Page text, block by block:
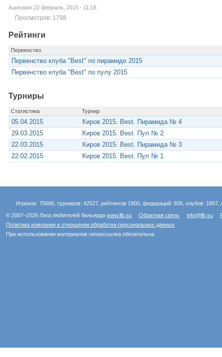
Ашихмин 22 февраль, 2015 - 11:18
Просмотров: 1798
Рейтинги
Первенство
Первенство клуба "Best" по пирамиде 2015
Первенство клуба "Best" по пулу 2015
Турниры
Статистика Турнир
05.04.2015
Киров 2015. Best. Пирамида № 4
29.03.2015
Киров 2015. Best. Пул № 2
22.03.2015
Киров 2015. Best. Пирамида № 3
22.02.2015
Киров 2015. Best. Пул № 1
Игроков: 75666, турниров: 42527, рейтингов 1900, федераций: 836, клубов:
© 2007–2026 Лига любителей бильярдаwww.llb.su Обратная связь info@llb.su
Политика компании в отношении обработки персональных данных
При использовании материалов гиперссылка обязательна.